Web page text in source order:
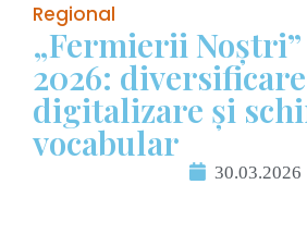
Regional
„Fermierii
2026:
digitalizare și
vocabular
30.03.2026